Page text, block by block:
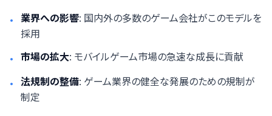
• 業界への影響: 国内外の多数のゲーム会社がこのモデルを
採用
• 市場の拡大: モバイルゲーム市場の急速な成長に貢献
• 法規制の整備: ゲーム業界の健全な発展のための規制が
制定